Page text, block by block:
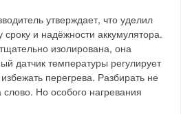
утверждает, что уделил
и надёжности аккумулятора.
изолирована, она
датчик температуры регулирует
перегрева. Разбирать не
Но особого нагревания